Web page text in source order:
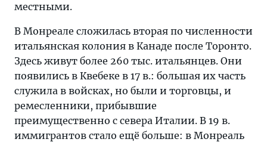
местными.
В Монреале сложилась вторая по численности
итальянская колония в Канаде после Торонто.
Здесь живут более 260 тыс. итальянцев. Они
появились в Квебеке в 17 в.: большая их часть
служила в войсках, но были и торговцы, и
ремесленники, прибывшие
преимущественно с севера Италии. В 19 в.
иммигрантов стало ещё больше: в Монреаль